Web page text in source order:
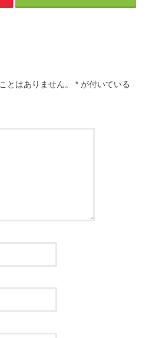
とはありません。 * が付いている